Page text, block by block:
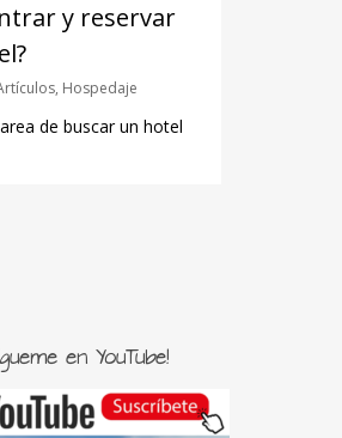
y reservar
, Hospedaje
de buscar un hotel
en YouTube!